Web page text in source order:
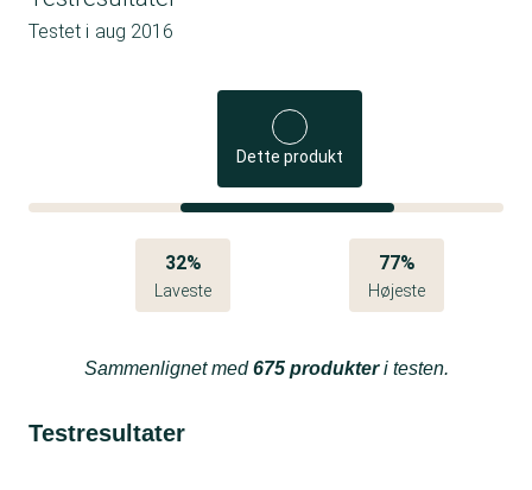
Testet i aug 2016
Dette produkt
32%
Laveste
77%
Højeste
Sammenlignet med675 produkteri testen.
Testresultater